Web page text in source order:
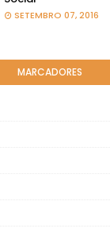
SETEMBRO 07, 2016
MARCADORES